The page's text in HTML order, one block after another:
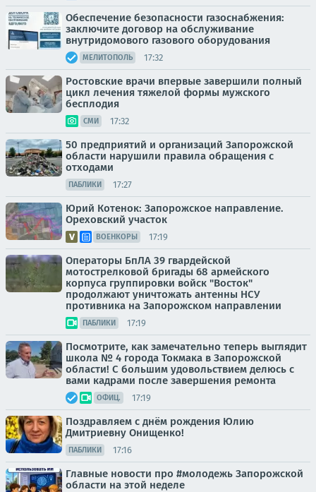
Обеспечение безопасности газоснабжения:
заключите договор на обслуживание
внутридомового газового оборудования
МЕЛИТОПОЛЬ 17:32
Ростовские врачи впервые завершили полный
цикл лечения тяжелой формы мужского
бесплодия
СМИ 17:32
50 предприятий и организаций Запорожской
области нарушили правила обращения с
отходами
ПАБЛИКИ 17:27
Юрий Котенок: Запорожское направление.
Ореховский участок
ВОЕНКОРЫ 17:19
Операторы БпЛА 39 гвардейской
мотострелковой бригады 68 армейского
корпуса группировки войск "Восток"
продолжают уничтожать антенны НСУ
противника на Запорожском направлении
ПАБЛИКИ 17:19
Посмотрите, как замечательно теперь выглядит
школа № 4 города Токмака в Запорожской
области! С большим удовольствием делюсь с
вами кадрами после завершения ремонта
ОФИЦ. 17:19
Поздравляем с днём рождения Юлию
Дмитриевну Онищенко!
ПАБЛИКИ 17:16
Главные новости про #молодежь Запорожской
области на этой неделе